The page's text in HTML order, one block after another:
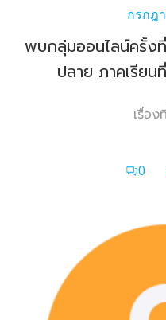
กรกฎ
พบกลุ่มออนไลน์ครั้ง
ปลาย ภาคเรีย
เรื่อ
0